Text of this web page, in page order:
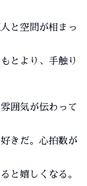
と空間が相まっ
とより、手触り
囲気が伝わって
きだ。心拍数が
と嬉しくなる。